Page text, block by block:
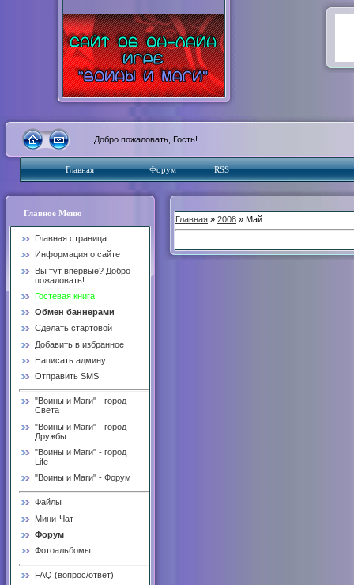
Добро пожаловать, Гость!
Главная Форум RSS
Главное Меню
Главная страница
Информация о сайте
Вы тут впервые? Добро
пожаловать!
Гостевая книга
Обмен баннерами
Сделать стартовой
Добавить в избранное
Написать админу
Отправить SMS
"Воины и Маги" - город
Света
"Воины и Маги" - город
Дружбы
"Воины и Маги" - город
Life
"Воины и Маги" - Форум
Файлы
Мини-Чат
Форум
Фотоальбомы
FAQ (вопрос/ответ)
Главная » 2008 » Май